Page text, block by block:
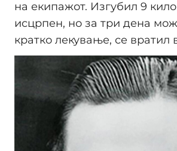
на екипажот. Изгубил 9
исцрпен, но за три дена
кратко лекување, се вратил